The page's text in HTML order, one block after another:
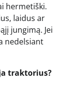
hermetiški.
laidus ar
jungimą. Jei
nedelsiant
traktorius?